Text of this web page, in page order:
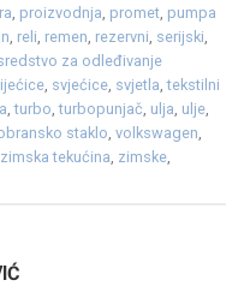
, proizvodnja, promet, pumpa
, reli, remen, rezervni, serijski,
za odleđivanje
, svjećice, svjetla,tekstilni
,turbo,turbopunjač, ulja, ulje,
staklo, volkswagen,
zimska tekućina, zimske,